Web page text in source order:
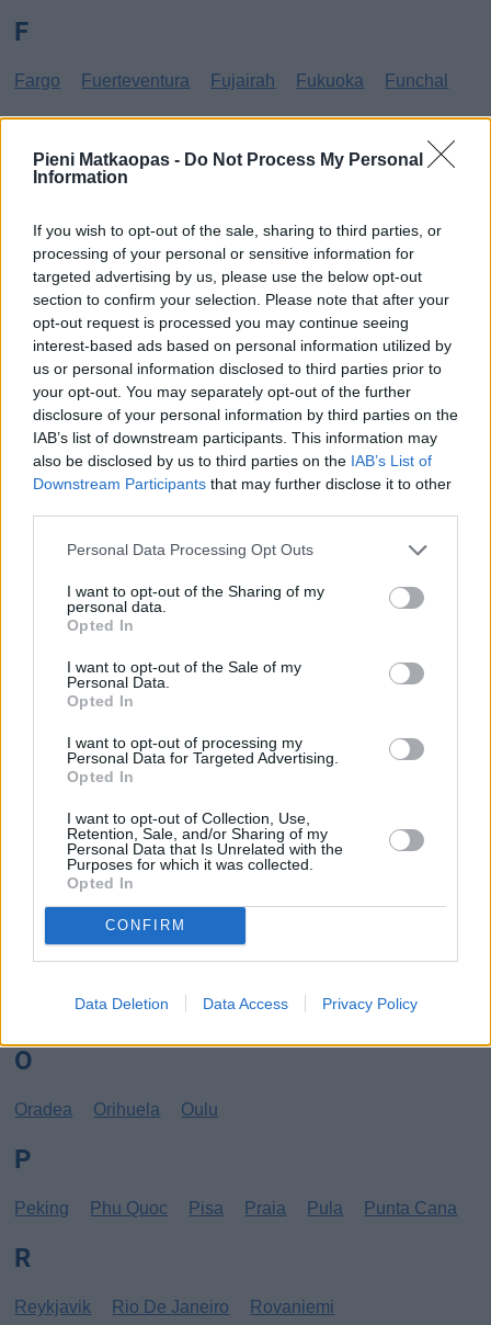
Pieni Matkaopas - Do Not Process My Personal
Information
If you wish to opt-out of the sale, sharing to third parties, or
processing of your personal or sensitive information for
targeted advertising by us, please use the below opt-out
section to confirm your selection. Please note that after your
opt-out request is processed you may continue seeing
interest-based ads based on personal information utilized by
us or personal information disclosed to third parties prior to
your opt-out. You may separately opt-out of the further
disclosure of your personal information by third parties on the
IAB’s list of downstream participants. This information may
also be disclosed by us to third parties on the IAB’s List of
Downstream Participants that may further disclose it to other
Personal Data Processing Opt Outs
I want to opt-out of the Sharing of my
personal data.
Opted In
I want to opt-out of the Sale of my
Personal Data.
Opted In
I want to opt-out of processing my
Personal Data for Targeted Advertising.
Opted In
I want to opt-out of Collection, Use,
Retention, Sale, and/or Sharing of my
Personal Data that Is Unrelated with the
Purposes for which it was collected.
Opted In
CONFIRM
Data Deletion Data Access Privacy Policy
F
Fargo Fuerteventura Fujairah Fukuoka Funchal
Gibraltar Gran Canaria
Haag Hammamet Hania Hannover
Hanoi
Helsingborg Helsinki
Ho Chi Minh City
Hong Kong
Honolulu Houston Hua Hin
Innsbruck Izmir
Jönköping
Lanzarote Larnaka Lefkas
Linköping
Los Angeles
Lund
Mangalia Marseille
Mexico City
Miami
N
New York Norrköping
O
Oradea Orihuela Oulu
P
Peking Phu Quoc Pisa Praia Pula Punta Cana
R
Reykjavik Rio De Janeiro Rovaniemi